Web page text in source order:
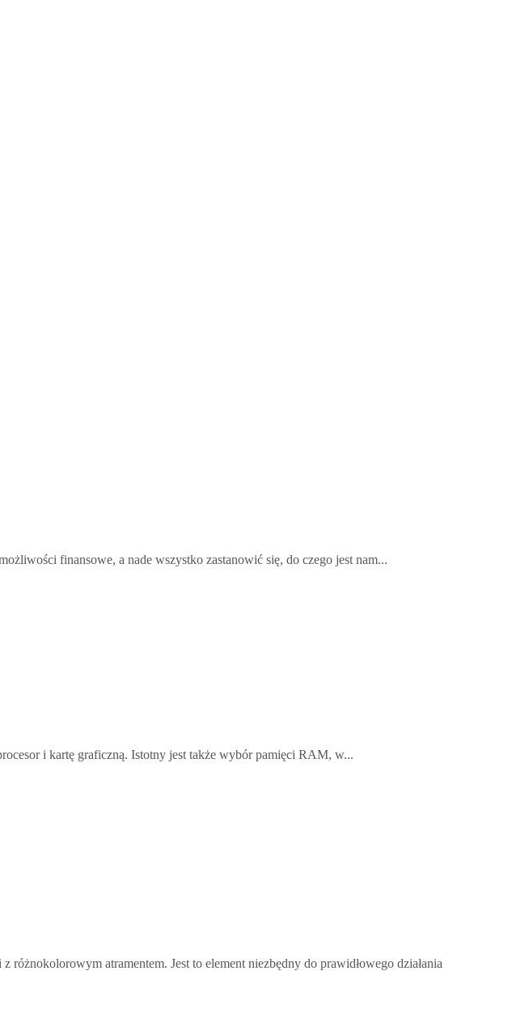
finansowe, a nade wszystko zastanowić się, do czego jest nam...
i kartę graficzną. Istotny jest także wybór pamięci RAM, w...
atramentem. Jest to element niezbędny do prawidłowego działania